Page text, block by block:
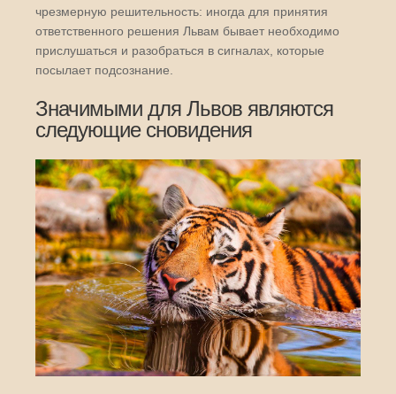
чрезмерную решительность: иногда для принятия
ответственного решения Львам бывает необходимо
прислушаться и разобраться в сигналах, которые
посылает подсознание.
Значимыми для Львов являются
следующие сновидения